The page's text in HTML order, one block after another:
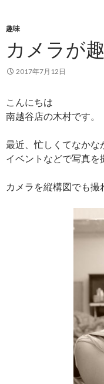
趣味
カメラが
2017年7月12日
こんにちは
南越谷店の木村です。
最近、忙しくてなかな
イベントなどで写真を
カメラを縦構図でも撮